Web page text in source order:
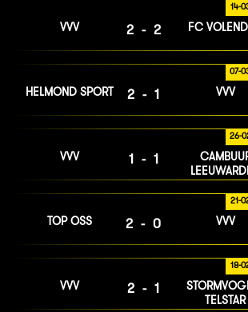
14-
VVV 2-2 FC
07-
HELMOND SPORT 2-1 VVV
26-
VVV 1-1
21-
TOP OSS 2-0 VVV
18-
VVV 2-1
TELSTAR